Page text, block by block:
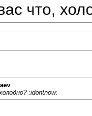
что,
:idontnow: